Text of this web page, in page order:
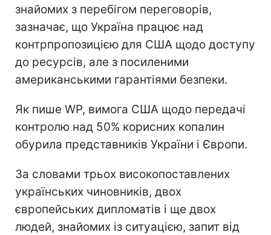
знайомих з перебігом переговорів,
зазначає, що Україна працює над
контрпропозицією для США щодо доступу
до ресурсів, але з посиленими
американськими гарантіями безпеки.
Як пише WP, вимога США щодо передачі
контролю над 50% корисних копалин
обурила представників України і Європи.
За словами трьох високопоставлених
українських чиновників, двох
європейських дипломатів і ще двох
людей, знайомих із ситуацією, запит від